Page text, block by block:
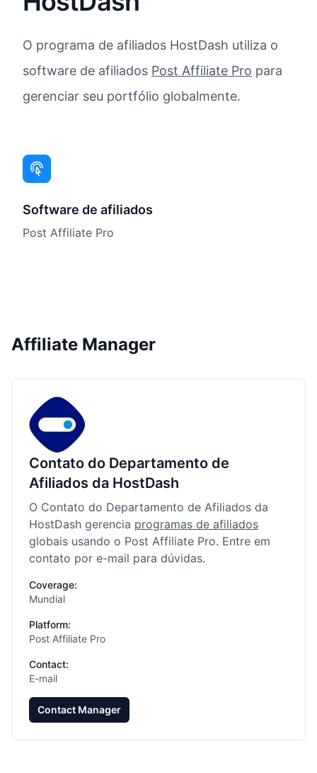
O programa de afiliados HostDash utiliza o
software de afiliados Post Affiliate Pro para
gerenciar seu portfólio globalmente.
Software de afiliados
Post Affiliate Pro
Affiliate Manager
Contato do Departamento de
Afiliados da HostDash
O Contato do Departamento de Afiliados da
HostDash gerencia programas de afiliados
globais usando o Post Affiliate Pro. Entre em
contato por e-mail para dúvidas.
Coverage:
Mundial
Platform:
Post Affiliate Pro
Contact:
E-mail
Contact Manager